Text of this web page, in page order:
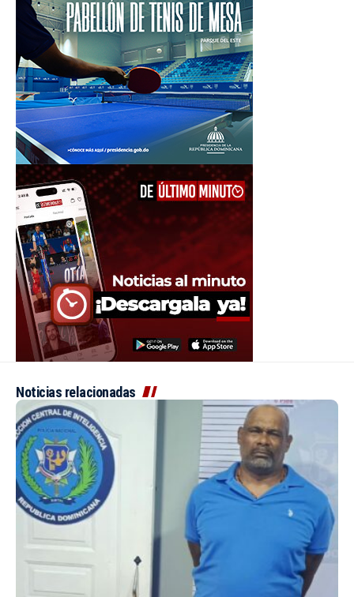
Noticias relacionadas